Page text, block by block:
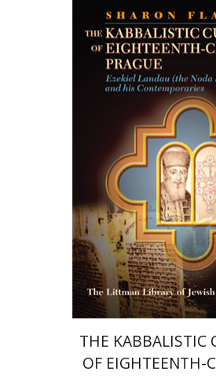
אתר ספר מודפס
$37
$33
THE KABBALISTIC
OF EIGHTEENTH-